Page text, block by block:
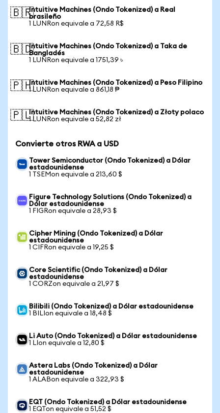
🇧🇷Intuitive Machines (Ondo Tokenized) a Real
brasileño
1 LUNRon equivale a 72,58 R$
🇧🇩Intuitive Machines (Ondo Tokenized) a Taka de
Bangladés
1 LUNRon equivale a 1751,39 ৳
🇵🇭Intuitive Machines (Ondo Tokenized) a Peso Filipino
1 LUNRon equivale a 861,18 ₱
🇵🇱Intuitive Machines (Ondo Tokenized) a Złoty polaco
1 LUNRon equivale a 52,82 zł
Convierte otros RWA a USD
Tower Semiconductor (Ondo Tokenized) a Dólar
estadounidense
1 TSEMon equivale a 213,60 $
Figure Technology Solutions (Ondo Tokenized) a
Dólar estadounidense
1 FIGRon equivale a 28,93 $
Cipher Mining (Ondo Tokenized) a Dólar
estadounidense
1 CIFRon equivale a 19,25 $
Core Scientific (Ondo Tokenized) a Dólar
estadounidense
1 CORZon equivale a 21,97 $
Bilibili (Ondo Tokenized) a Dólar estadounidense
1 BILIon equivale a 18,48 $
Li Auto (Ondo Tokenized) a Dólar estadounidense
1 LIon equivale a 12,80 $
Astera Labs (Ondo Tokenized) a Dólar
estadounidense
1 ALABon equivale a 322,93 $
EQT (Ondo Tokenized) a Dólar estadounidense
1 EQTon equivale a 51,52 $